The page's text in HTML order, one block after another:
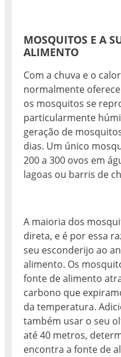
MOSQUITOS E A
ALIMENTO
Com a chuva e o
normalmente
os mosquitos se
particularmente
geração de
dias. Um único
200 a 300 ovos em
lagoas ou barris de
A maioria dos
direta, e é por essa
seu esconderijo ao
alimento. Os
fonte de alimento
carbono que
da temperatura.
também usar o seu
até 40 metros,
encontra a fonte de